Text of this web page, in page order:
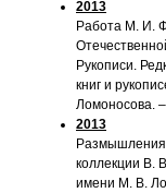
2013
Работа М. И.
Рукописи.
книг и
Ломоносова.
2013
Размышления
коллекции В.
имени М. В.